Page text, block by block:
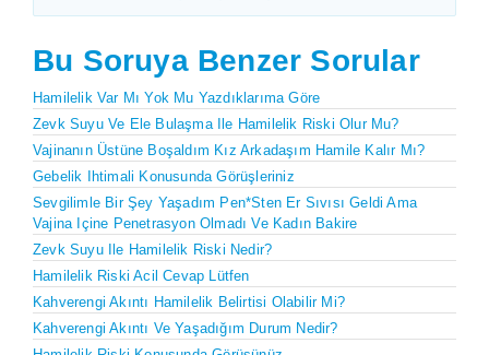
Bu Soruya Benzer Sorular
Hamilelik Var Mı Yok Mu Yazdıklarıma Göre
Zevk Suyu Ve Ele Bulaşma Ile Hamilelik Riski Olur Mu?
Vajinanın Üstüne Boşaldım Kız Arkadaşım Hamile Kalır Mı?
Gebelik Ihtimali Konusunda Görüşleriniz
Sevgilimle Bir Şey Yaşadım Pen*sten Er Sıvısı Geldi Ama
Vajina Içine Penetrasyon Olmadı Ve Kadın Bakire
Zevk Suyu Ile Hamilelik Riski Nedir?
Hamilelik Riski Acil Cevap Lütfen
Kahverengi Akıntı Hamilelik Belirtisi Olabilir Mi?
Kahverengi Akıntı Ve Yaşadığım Durum Nedir?